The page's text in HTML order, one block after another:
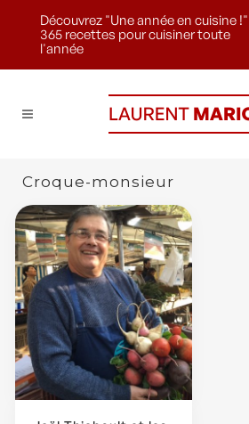
Découvrez "Une année en cuisine !"
365 recettes pour cuisiner toute
l'année
Croque-monsieur